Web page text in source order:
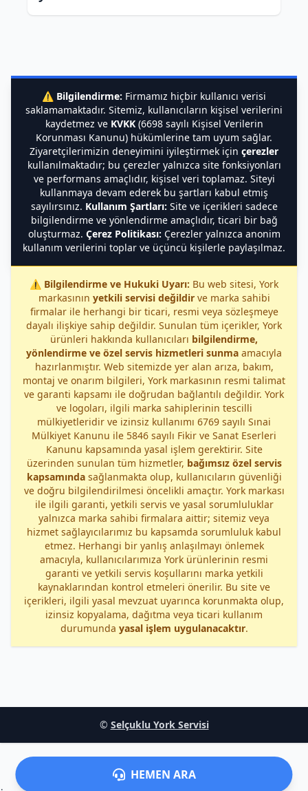
⚠️ Bilgilendirme: Firmamız hiçbir kullanıcı verisi
saklamamaktadır. Sitemiz, kullanıcıların kişisel verilerini
kaydetmez ve KVKK(6698 sayılı Kişisel Verilerin
Korunması Kanunu) hükümlerine tam uyum sağlar.
Ziyaretçilerimizin deneyimini iyileştirmek için çerezler
kullanılmaktadır; bu çerezler yalnızca site fonksiyonları
ve performans amaçlıdır, kişisel veri toplamaz. Siteyi
kullanmaya devam ederek bu şartları kabul etmiş
sayılırsınız. Kullanım Şartları: Site ve içerikleri sadece
bilgilendirme ve yönlendirme amaçlıdır, ticari bir bağ
oluşturmaz. Çerez Politikası: Çerezler yalnızca anonim
kullanım verilerini toplar ve üçüncü kişilerle paylaşılmaz.
⚠️ Bilgilendirme ve Hukuki Uyarı: Bu web sitesi, York
markasının yetkili servisi değildirve marka sahibi
firmalar ile herhangi bir ticari, resmi veya sözleşmeye
dayalı ilişkiye sahip değildir. Sunulan tüm içerikler, York
ürünleri hakkında kullanıcıları bilgilendirme,
yönlendirme ve özel servis hizmetleri sunma amacıyla
hazırlanmıştır. Web sitemizde yer alan arıza, bakım,
montaj ve onarım bilgileri, York markasının resmi talimat
ve garanti kapsamı ile doğrudan bağlantılı değildir. York
ve logoları, ilgili marka sahiplerinin tescilli
mülkiyetleridir ve izinsiz kullanımı 6769 sayılı Sınai
Mülkiyet Kanunu ile 5846 sayılı Fikir ve Sanat Eserleri
Kanunu kapsamında yasal işlem gerektirir. Site
üzerinden sunulan tüm hizmetler, bağımsız özel servis
kapsamındasağlanmakta olup, kullanıcıların güvenliği
ve doğru bilgilendirilmesi öncelikli amaçtır. York markası
ile ilgili garanti, yetkili servis ve yasal sorumluluklar
yalnızca marka sahibi firmalara aittir; sitemiz veya
hizmet sağlayıcılarımız bu kapsamda sorumluluk kabul
etmez. Herhangi bir yanlış anlaşılmayı önlemek
amacıyla, kullanıcılarımıza York ürünlerinin resmi
garanti ve yetkili servis koşullarını marka yetkili
kaynaklarından kontrol etmeleri önerilir. Bu site ve
içerikleri, ilgili yasal mevzuat uyarınca korunmakta olup,
izinsiz kopyalama, dağıtma veya ticari kullanım
durumunda yasal işlem uygulanacaktır.
© Selçuklu York Servisi
HEMEN ARA